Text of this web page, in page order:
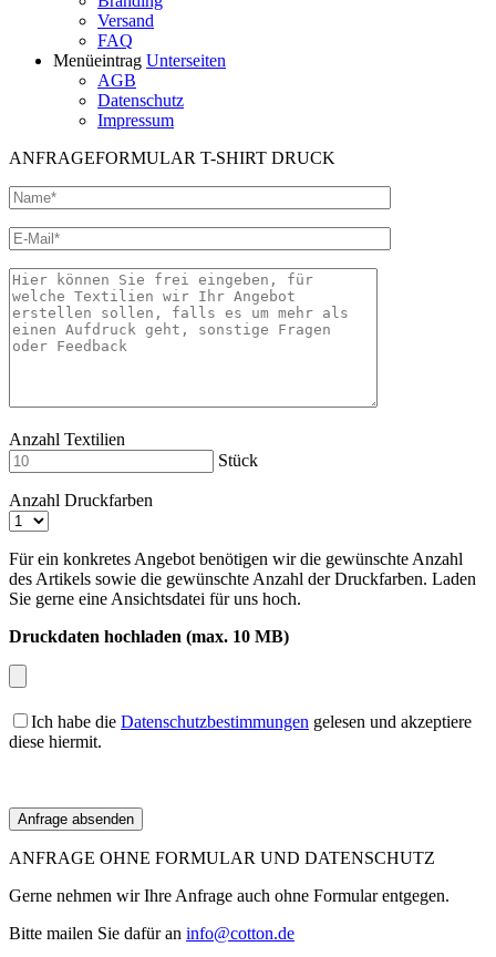
Versand
FAQ
Menüeintrag Unterseiten
AGB
Datenschutz
Impressum
ANFRAGEFORMULAR T-SHIRT DRUCK
Anzahl Textilien
Stück
Anzahl Druckfarben
Für ein konkretes Angebot benötigen wir die gewünschte Anzahl
des Artikels sowie die gewünschte Anzahl der Druckfarben. Laden
Sie gerne eine Ansichtsdatei für uns hoch.
Druckdaten hochladen (max. 10 MB)
Ich habe die Datenschutzbestimmungen gelesen und akzeptiere
diese hiermit.
ANFRAGE OHNE FORMULAR UND DATENSCHUTZ
Gerne nehmen wir Ihre Anfrage auch ohne Formular entgegen.
Bitte mailen Sie dafür an info@cotton.de